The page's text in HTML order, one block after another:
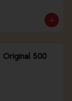
Original 500